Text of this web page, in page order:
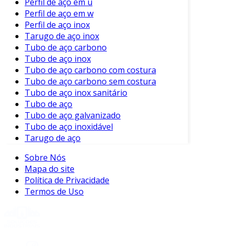
inoxidável uma escolha ideal para uma ampla
gama de aplicações.
Aplicações do Tubo de Aço Inoxidável
O tubo de aço inoxidável encontra uso em
diversas indústrias. A seguir, destacamos
algumas das principais áreas de aplicação:
Indústria Alimentícia: Utilizado em
tubulações para transporte de líquidos,
como água e produtos químicos, devido à
Construção Civil
em estruturas devido à sua resistência e
estética.
Perfil de aço em w
Perfil de aço inox
Tarugo de aço inox
Tubo de aço carbono
Tubo de aço inox
Tubo de aço carbono com costura
Tubo de aço carbono sem costura
Tubo de aço inox sanitário
Tubo de aço
Tubo de aço galvanizado
Tubo de aço inoxidável
Tarugo de aço
Sobre Nós
Mapa do site
Política de Privacidade
Termos de Uso